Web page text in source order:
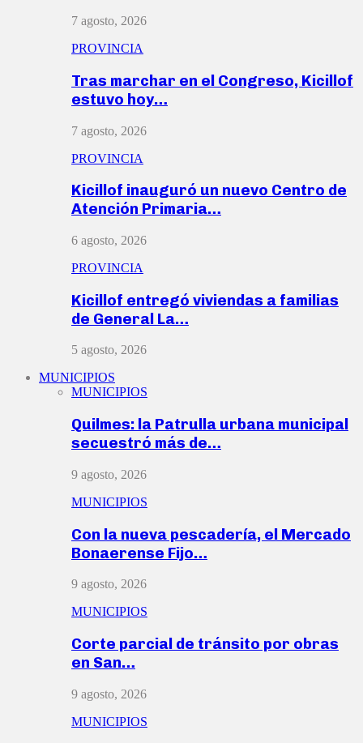
7 agosto, 2026
PROVINCIA
Tras marchar en el Congreso, Kicillof
estuvo hoy…
7 agosto, 2026
PROVINCIA
Kicillof inauguró un nuevo Centro de
Atención Primaria…
6 agosto, 2026
PROVINCIA
Kicillof entregó viviendas a familias
de General La…
5 agosto, 2026
MUNICIPIOS
MUNICIPIOS
Quilmes: la Patrulla urbana municipal
secuestró más de…
9 agosto, 2026
MUNICIPIOS
Con la nueva pescadería, el Mercado
Bonaerense Fijo…
9 agosto, 2026
MUNICIPIOS
Corte parcial de tránsito por obras
en San…
9 agosto, 2026
MUNICIPIOS